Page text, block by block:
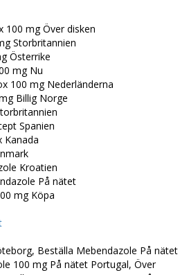
100 mg Över disken
Storbritannien
Österrike
mg Nu
100 mg Nederländerna
Billig Norge
Spanien
Kanada
Kroatien
På nätet
mg Köpa
Beställa Mebendazole På nätet
100 mg På nätet Portugal, Över